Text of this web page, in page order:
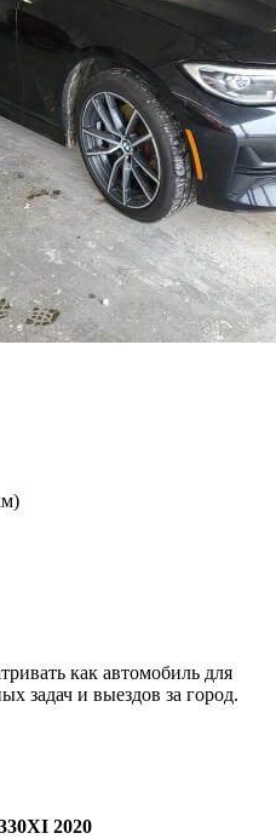
как автомобиль для
задач и выездов за город.
2020